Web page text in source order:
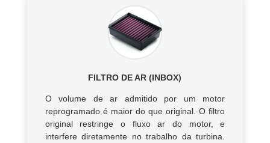
FILTRO DE AR (INBOX)
O volume de ar admitido por um motor
reprogramado é maior do que original. O filtro
original restringe o fluxo ar do motor, e
interfere diretamente no trabalho da turbina.